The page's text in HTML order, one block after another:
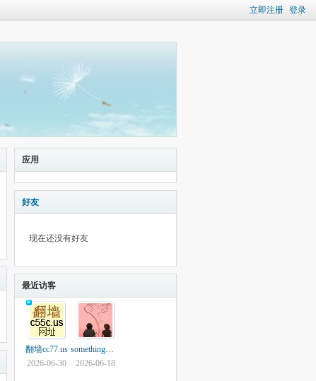
立即注册 登录
应用
好友
现在还没有好友
最近访客
翻墙cc77.us
2026-06-30
somethingwrong
2026-06-18